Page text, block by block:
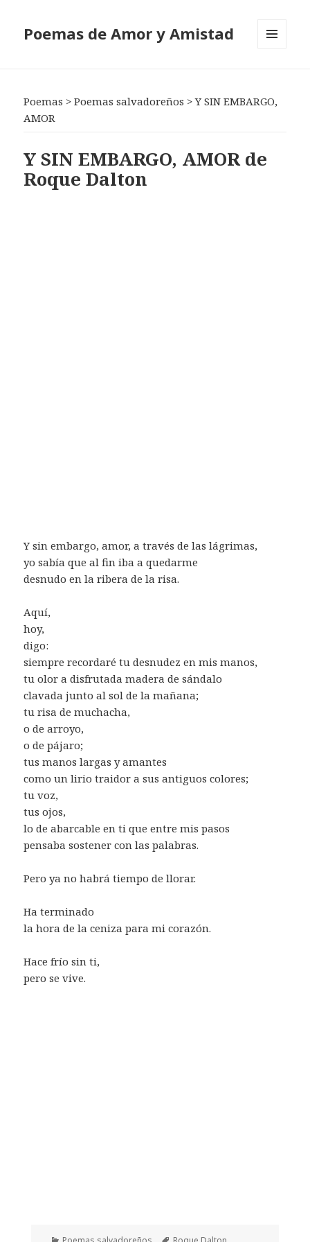
Poemas de Amor y Amistad
Poemas >Poemas salvadoreños >Y SIN EMBARGO,
AMOR
Y SIN EMBARGO, AMOR de
Roque Dalton
Y sin embargo, amor, a través de las lágrimas,
yo sabía que al fin iba a quedarme
desnudo en la ribera de la risa.
Aquí,
hoy,
digo:
siempre recordaré tu desnudez en mis manos,
tu olor a disfrutada madera de sándalo
clavada junto al sol de la mañana;
tu risa de muchacha,
o de arroyo,
o de pájaro;
tus manos largas y amantes
como un lirio traidor a sus antiguos colores;
tu voz,
tus ojos,
lo de abarcable en ti que entre mis pasos
pensaba sostener con las palabras.
Pero ya no habrá tiempo de llorar.
Ha terminado
la hora de la ceniza para mi corazón.
Hace frío sin ti,
pero se vive.
Categorías Etiquetas